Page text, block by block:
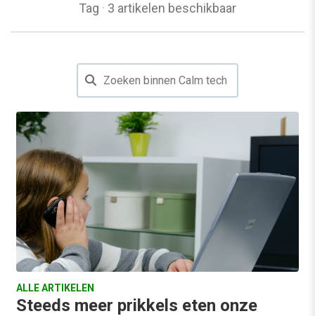
Tag · 3 artikelen beschikbaar
ALLE ARTIKELEN
Steeds meer prikkels eten onze